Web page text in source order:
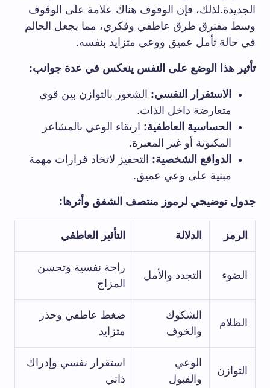
الجديدة.لذلك، فإن الوقوف هناك علامة على الوقوف
وسط مفترق طرق عاطفي وفكري، مما يجعل الحالم
في حالة تأمل عميق ووعي متزايد بنفسه.
تأثير هذا الوضع على النفس ينعكس في عدة جوانب:
الاستقرار النفسي: الشعور بالتوازن بين قوى
متعارضة داخل الذات.
الحساسية العاطفية: ارتقاء الوعي بالمشاعر
المكبوتة أو غير المعبرة.
الدوافع الشخصية: التحفيز لاتخاذ قرارات مهمة
مبنية على وعي عميق.
جدول توضيحي لرموز منتصف الشفق وأثرها:
الرمز الدلالة التأثير العاطفي
الضوء التجدد والأمل
راحة نفسية وتحسن
المزاج
الظلام
الشكوك
والخوف
ضغط عاطفي وحذر
متزايد
التوازن
الوعي
والقبول
استقرار نفسي وإدراك
ذاتي